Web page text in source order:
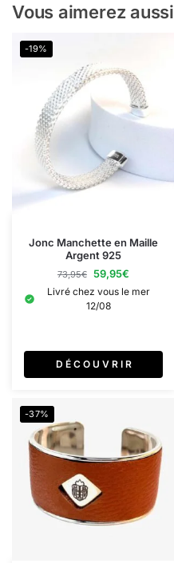
Vous aimerez aussi
-19%
Jonc Manchette en Maille
Argent 925
73,95€ 59,95€
Livré chez vous le mer
12/08
D É C O U V R I R
-37%